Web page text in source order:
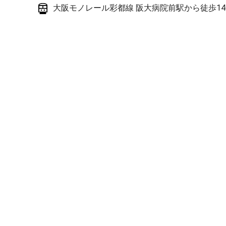
大阪モノレール彩都線 阪大病院前駅から徒歩